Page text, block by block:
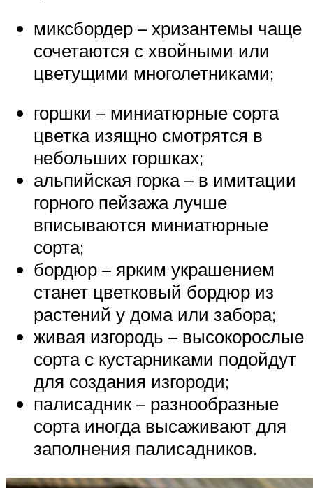
миксбордер – хризантемы чаще
сочетаются с хвойными или
цветущими многолетниками;
горшки – миниатюрные сорта
цветка изящно смотрятся в
небольших горшках;
альпийская горка – в имитации
горного пейзажа лучше
вписываются миниатюрные
сорта;
бордюр – ярким украшением
станет цветковый бордюр из
растений у дома или забора;
живая изгородь – высокорослые
сорта с кустарниками подойдут
для создания изгороди;
палисадник – разнообразные
сорта иногда высаживают для
заполнения палисадников.